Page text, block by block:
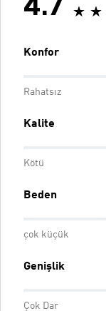
4.7
Konfor
Rahatsız
Kalite
Kötü
Beden
çok küçük
Genişlik
Çok Dar